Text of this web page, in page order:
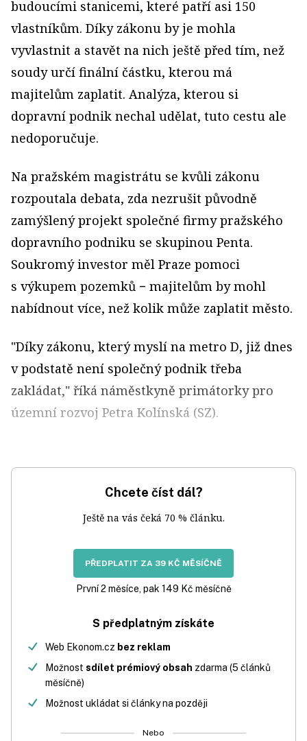
budoucími stanicemi, které patří asi 150
vlastníkům. Díky zákonu by je mohla
vyvlastnit a stavět na nich ještě před tím, než
soudy určí finální částku, kterou má
majitelům zaplatit. Analýza, kterou si
dopravní podnik nechal udělat, tuto cestu ale
nedoporučuje.
Na pražském magistrátu se kvůli zákonu
rozpoutala debata, zda nezrušit původně
zamýšlený projekt společné firmy pražského
dopravního podniku se skupinou Penta.
Soukromý investor měl Praze pomoci
s výkupem pozemků − majitelům by mohl
nabídnout více, než kolik může zaplatit město.
"Díky zákonu, který myslí na metro D, již dnes
v podstatě není společný podnik třeba
zakládat," říká náměstkyně primátorky pro
územní rozvoj Petra Kolínská (SZ).
Chcete číst dál?
Ještě na vás čeká 70 % článku.
PŘEDPLATIT ZA 39 KČ MĚSÍČNĚ
První 2 měsíce, pak 149 Kč měsíčně
S předplatným získáte
Web Ekonom.cz bez reklam
Možnost sdílet prémiový obsah zdarma (5 článků
měsíčně)
Možnost ukládat si články na později
Nebo